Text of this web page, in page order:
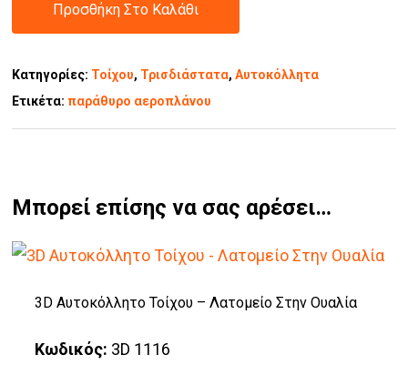
Προσθήκη Στο Καλάθι
Κατηγορίες: Τοίχου, Τρισδιάστατα,Αυτοκόλλητα
Ετικέτα:παράθυρο αεροπλάνου
Μπορεί επίσης να σας αρέσει…
3D Αυτοκόλλητο Τοίχου – Λατομείο Στην Ουαλία
Κωδικός: 3D 1116